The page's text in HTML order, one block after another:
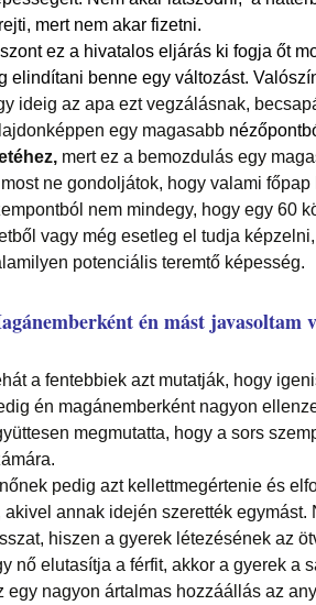
mert nem akar fizetni.
ez a hivatalos eljárás ki fogja őt
elindítani benne egy változást.
ideig az apa ezt vegzálásnak,
egy magasabb
mert ez a bemozdulás egy
most ne gondoljátok, hogy valami
nem mindegy, hogy egy 60
vagy még esetleg el tudja
potenciális teremtő képesség.
én mást javasoltam
a fentebbiek azt mutatják, hogy
én magánemberként nagyon
megmutatta, hogy a sors
pedig azt kellettmegértenie és
akivel annak idején szerették
hiszen a gyerek létezésének az
nő elutasítja a férfit, akkor a gyerek a
egy nagyon ártalmas hozzáállás az